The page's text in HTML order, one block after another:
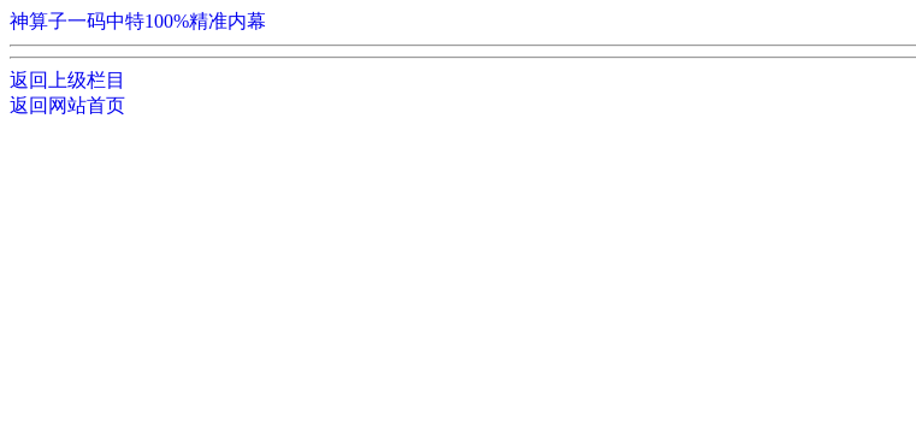
神算子一码中特100%精准内幕
返回上级栏目
返回网站首页